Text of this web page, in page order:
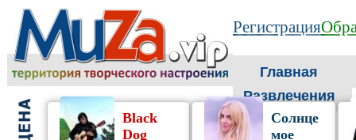
Регистрация
Главная
Развлечения
Black
Dog
Солнце
мое